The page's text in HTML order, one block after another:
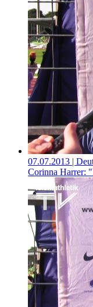
07.07.2013 |
Corinna Harrer: